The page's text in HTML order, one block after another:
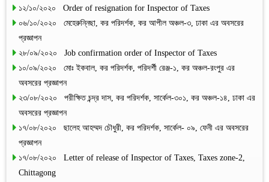
১২/১০/২০২০ Order of resignation for Inspector of Taxes
০৬/১০/২০২০ মেহেরুন্নিছা, কর পরিদর্শক, কর আপীল অঞ্চল-৩, ঢাকা এর অবসরের
প্রজ্ঞাপন
২৮/০৯/২০২০ Job confirmation order of Inspector of Taxes
১০/০৯/২০২০ মোঃ ইকবাল, কর পরিদর্শক, পরিদর্শী রেঞ্জ-১, কর অঞ্চল-রংপুর এর
অবসরের প্রজ্ঞাপন
২৩/০৮/২০২০ পরীক্ষিত চন্দ্র দাস, কর পরিদর্শক, সার্কেল-৩০১, কর অঞ্চল-১৪, ঢাকা এর
অবসরের প্রজ্ঞাপন
১৭/০৮/২০২০ ছালেহ আহম্মদ চৌধুরী, কর পরিদর্শক, সার্কেল- ০৯, ফেনী এর অবসরের
প্রজ্ঞাপন
১৭/০৮/২০২০ Letter of release of Inspector of Taxes, Taxes zone-2,
Chittagong